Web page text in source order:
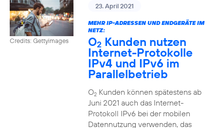
Credits: Gettyimages
23. April 2021
MEHR IP-ADRESSEN UND ENDGERÄTE IM
NETZ:
O2 Kunden nutzen
Internet-Protokolle
IPv4 und IPv6 im
Parallelbetrieb
O2Kunden können spätestens ab
Juni 2021 auch das Internet-
Protokoll IPv6 bei der mobilen
Datennutzung verwenden, das